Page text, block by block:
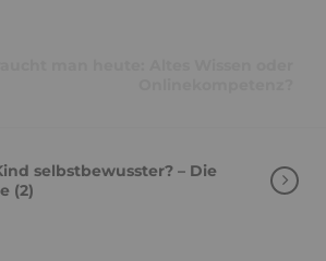
selbstbewusster? – Die
(2)